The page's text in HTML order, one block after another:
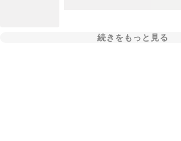
続きをもっと見る